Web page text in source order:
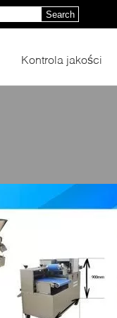
Search
Kontrola jakości